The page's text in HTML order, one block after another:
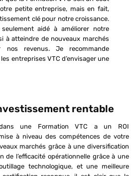
petite entreprise, mais en fait,
clé pour notre croissance.
aidé à améliorer notre
à atteindre de nouveaux marchés
nos revenus. Je recommande
entreprises VTC d’envisager une
rentable
une Formation VTC a un ROI
à niveau des compétences de votre
marchés grâce à une diversification
de l’efficacité opérationnelle grâce à une
technologique, et une meilleure